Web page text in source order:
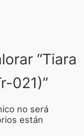
“Tiara
021)”
no será
están